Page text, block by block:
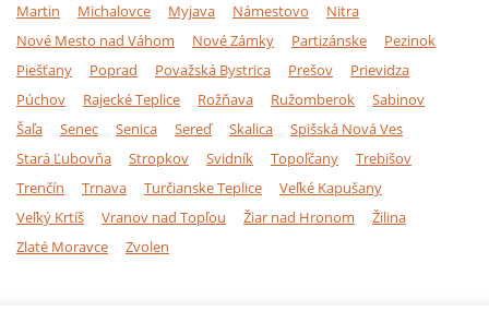
Martin
Michalovce Myjava Námestovo
Nitra
Nové Mesto nad Váhom
Nové Zámky Partizánske
Pezinok
Piešťany
Poprad Považská Bystrica Prešov
Prievidza
Púchov
Rajecké Teplice Rožňava Ružomberok
Sabinov
Šaľa
Senec Senica Sereď Skalica
Spišská Nová Ves
Stará Ľubovňa
Stropkov Svidník Topoľčany
Trebišov
Trenčín
Trnava Turčianske Teplice
Veľké Kapušany
Veľký Krtíš
Vranov nad Topľou Žiar nad Hronom
Žilina
Zlaté Moravce
Zvolen